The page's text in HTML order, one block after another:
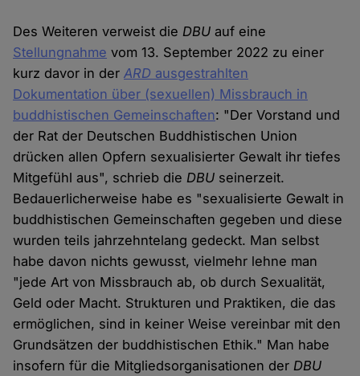
Des Weiteren verweist die DBUauf eine
Stellungnahme vom 13. September 2022 zu einer
kurz davor in derARD ausgestrahlten
Dokumentation über (sexuellen) Missbrauch in
buddhistischen Gemeinschaften: "Der Vorstand und
der Rat der Deutschen Buddhistischen Union
drücken allen Opfern sexualisierter Gewalt ihr tiefes
Mitgefühl aus", schrieb die DBU seinerzeit.
Bedauerlicherweise habe es "sexualisierte Gewalt in
buddhistischen Gemeinschaften gegeben und diese
wurden teils jahrzehntelang gedeckt. Man selbst
habe davon nichts gewusst, vielmehr lehne man
"jede Art von Missbrauch ab, ob durch Sexualität,
Geld oder Macht. Strukturen und Praktiken, die das
ermöglichen, sind in keiner Weise vereinbar mit den
Grundsätzen der buddhistischen Ethik." Man habe
insofern für die Mitgliedsorganisationen der DBU